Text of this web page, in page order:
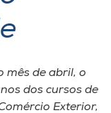
mês de abril, o
dos cursos de
Exterior,